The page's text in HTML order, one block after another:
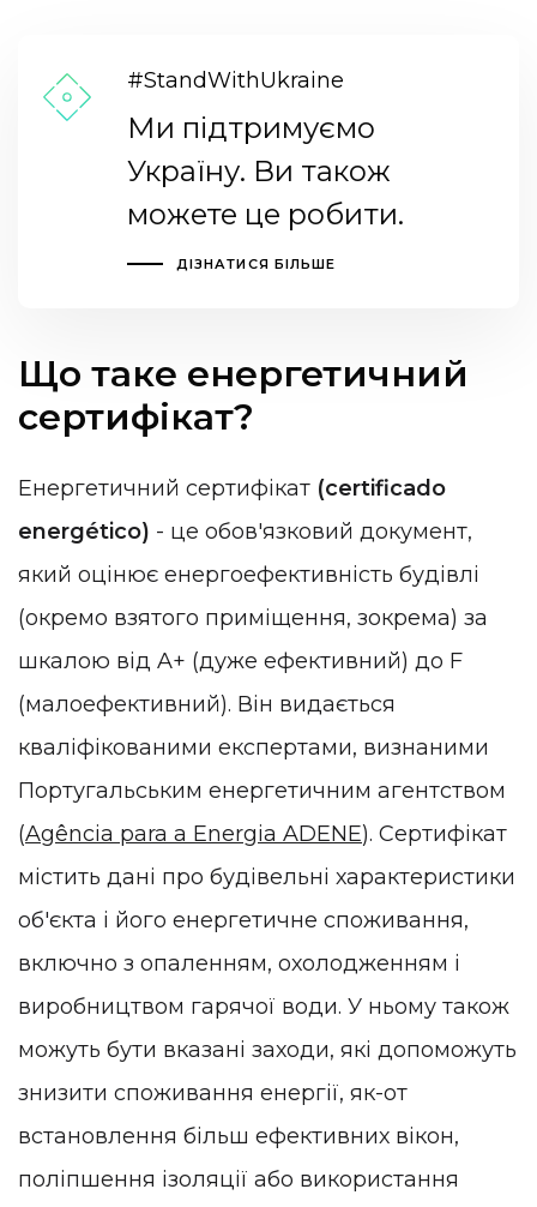
#StandWithUkraine
Ми підтримуємо
Україну. Ви також
можете це робити.
ДІЗНАТИСЯ БІЛЬШЕ
Що таке енергетичний
сертифікат?
Енергетичний сертифікат (certificado
energético) - це обов'язковий документ,
який оцінює енергоефективність будівлі
(окремо взятого приміщення, зокрема) за
шкалою від A+ (дуже ефективний) до F
(малоефективний). Він видається
кваліфікованими експертами, визнаними
Португальським енергетичним агентством
(Agência para a Energia ADENE). Сертифікат
містить дані про будівельні характеристики
об'єкта і його енергетичне споживання,
включно з опаленням, охолодженням і
виробництвом гарячої води. У ньому також
можуть бути вказані заходи, які допоможуть
знизити споживання енергії, як-от
встановлення більш ефективних вікон,
поліпшення ізоляції або використання